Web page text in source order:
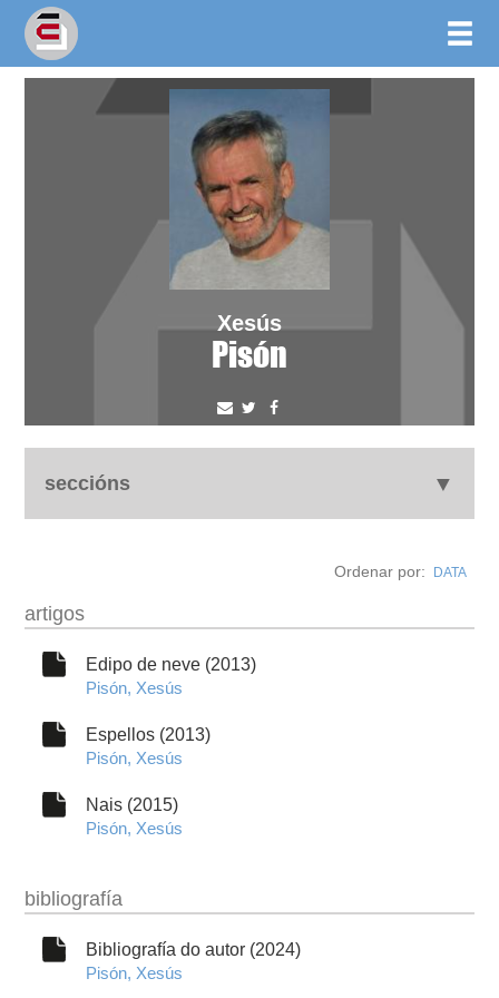
Xesús
Pisón
seccións
obra
fototeca
outros docs
Ordenar por: DATA
artigos
Edipo de neve (2013)
Pisón, Xesús
Espellos (2013)
Pisón, Xesús
Nais (2015)
Pisón, Xesús
bibliografía
Bibliografía do autor (2024)
Pisón, Xesús